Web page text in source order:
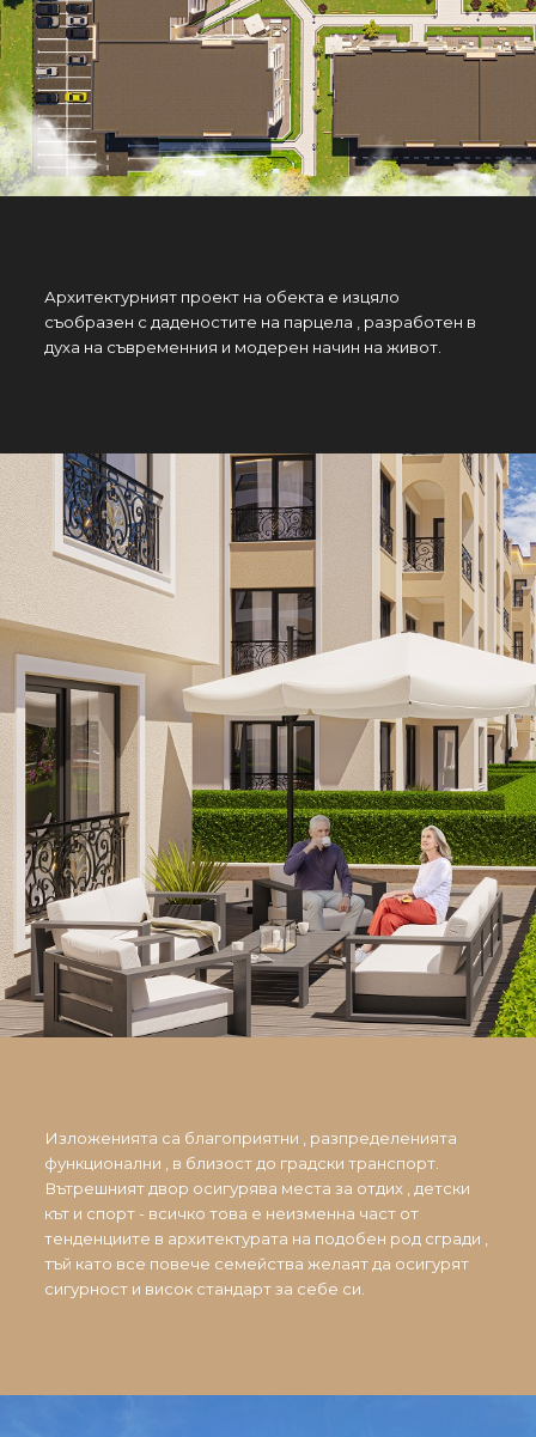
Архитектурният проект на обекта е изцяло
съобразен с даденостите на парцела , разработен в
духа на съвременния и модерен начин на живот.
Изложенията са благоприятни , разпределенията
функционални , в близост до градски транспорт.
Вътрешният двор осигурява места за отдих , детски
кът и спорт - всичко това е неизменна част от
тенденциите в архитектурата на подобен род сгради ,
тъй като все повече семейства желаят да осигурят
сигурност и висок стандарт за себе си.